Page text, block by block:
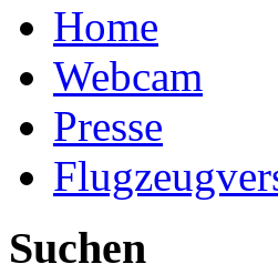
Home
Webcam
Presse
Suchen